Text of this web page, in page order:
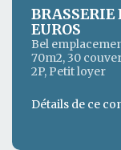
EUROS
Bel
70m2, 30
2P, Petit loyer
Détails de ce